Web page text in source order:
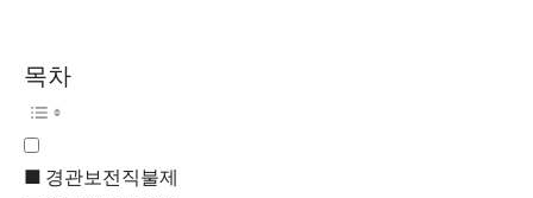
목차
경관보전직불제